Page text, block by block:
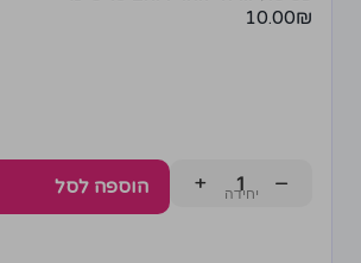
10.00₪
−
+ הוספה לסל